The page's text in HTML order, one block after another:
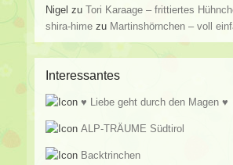
Nigel zuTori Karaage – frittiertes
shira-hime zu Martinshörnchen – voll
Interessantes
♥ Liebe geht durch den Magen ♥
ALP-TRÄUME Südtirol
Backtrinchen